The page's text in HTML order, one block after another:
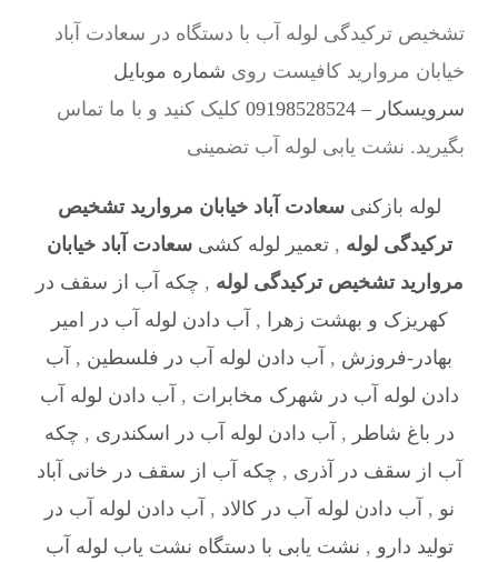
تشخیص ترکیدگی لوله آب با دستگاه در سعادت آباد
خیابان مروارید کافیست روی شماره موبایل
سرویسکار – 09198528524
کلیک کنید و با ما تماس
بگیرید. نشت یابی لوله آب تضمینی
لوله بازکنیسعادت آباد خیابان مروارید تشخیص
ترکیدگی لوله ,تعمیر لوله کشیسعادت آباد خیابان
مروارید تشخیص ترکیدگی لوله , چکه آب از سقف در
کهریزک و بهشت زهرا
, آب دادن لوله آب در امیر
بهادر-فروزش , آب دادن لوله آب در فلسطین , آب
دادن لوله آب در شهرک مخابرات , آب دادن لوله آب
در باغ شاطر , آب دادن لوله آب در اسکندری , چکه
آب از سقف در آذری , چکه آب از سقف در خانی آباد
نو , آب دادن لوله آب در کالاد , آب دادن لوله آب در
تولید دارو , نشت یابی با دستگاه نشت یاب لوله آب